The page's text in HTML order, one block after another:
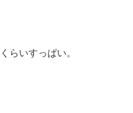
いすっぱい。